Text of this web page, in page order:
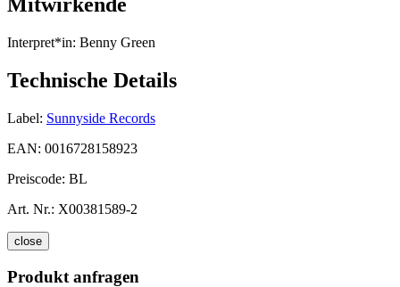
Mitwirkende
Interpret*in: Benny Green
Technische Details
Label: Sunnyside Records
EAN: 0016728158923
Preiscode: BL
Art. Nr.: X00381589-2
close
Produkt anfragen